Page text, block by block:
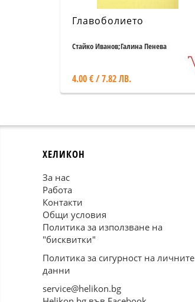
Главоболието
Стайко Иванов;Галина Пенева
4.00 € / 7.82 ЛВ.
ХЕЛИКОН
За нас
Работа
Контакти
Общи условия
Политика за използване на
"бисквитки"
Политика за сигурност на личните
данни
service@helikon.bg